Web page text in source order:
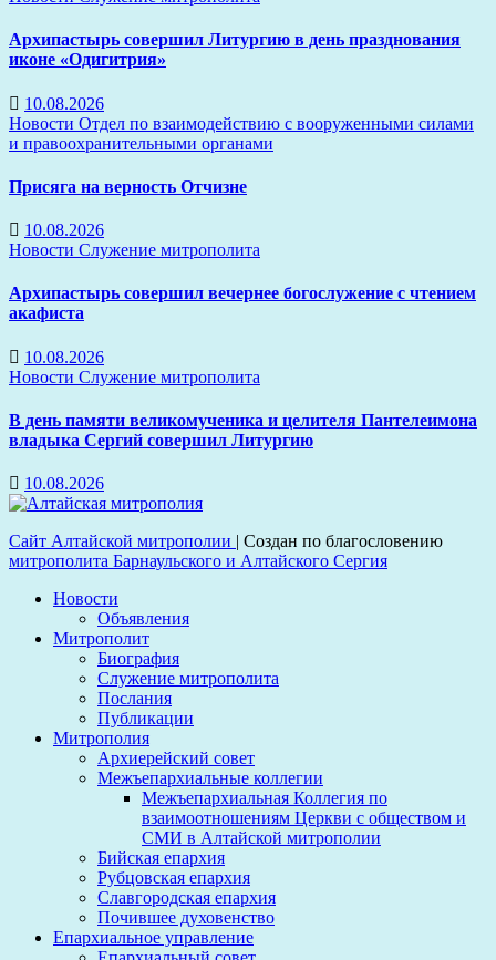
Архипастырь совершил Литургию в день празднования
иконе «Одигитрия»
10.08.2026
Новости Отдел по взаимодействию с вооруженными силами
и правоохранительными органами
Присяга на верность Отчизне
10.08.2026
Новости Служение митрополита
Архипастырь совершил вечернее богослужение с чтением
акафиста
10.08.2026
Новости Служение митрополита
В день памяти великомученика и целителя Пантелеимона
владыка Сергий совершил Литургию
10.08.2026
Сайт Алтайской митрополии | Создан по благословению
митрополита Барнаульского и Алтайского Сергия
Новости
Объявления
Митрополит
Биография
Служение митрополита
Послания
Публикации
Митрополия
Архиерейский совет
Межъепархиальные коллегии
Межъепархиальная Коллегия по
взаимоотношениям Церкви с обществом и
СМИ в Алтайской митрополии
Бийская епархия
Рубцовская епархия
Славгородская епархия
Почившее духовенство
Епархиальное управление